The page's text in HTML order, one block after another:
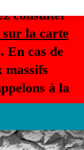
consulter
sur la carte
En cas de
massifs
à la